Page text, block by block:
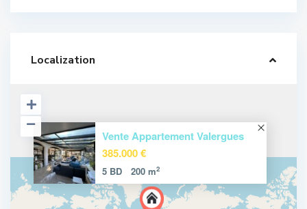
Localization
Vente Appartement Valergues
385.000 €
5 BD 200 m2